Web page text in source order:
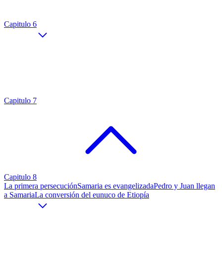
Capitulo 6
Capitulo 7
Capitulo 8
La primera persecuciónSamaria es evangelizadaPedro y Juan llegan
a SamariaLa conversión del eunuco de Etiopía